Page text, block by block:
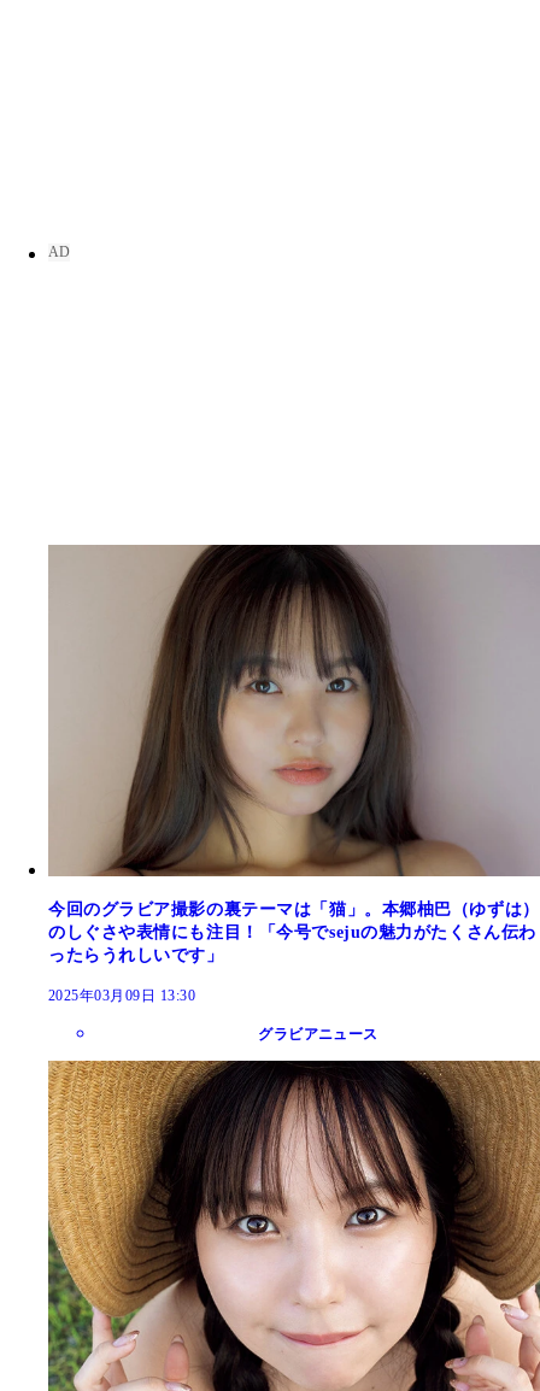
今回のグラビア撮影の裏テーマは「猫」。本郷柚巴（ゆずは）
のしぐさや表情にも注目！「今号でsejuの魅力がたくさん伝わ
ったらうれしいです」
2025年03月09日 13:30
グラビアニュース